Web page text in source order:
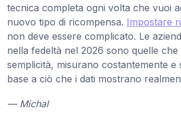
tecnica completa ogni volta che vuoi
nuovo tipo di ricompensa. Impostare
non deve essere complicato. Le
nella fedeltà nel 2026 sono quelle
semplicità, misurano costantemente e
base a ciò che i dati mostrano
— Michal